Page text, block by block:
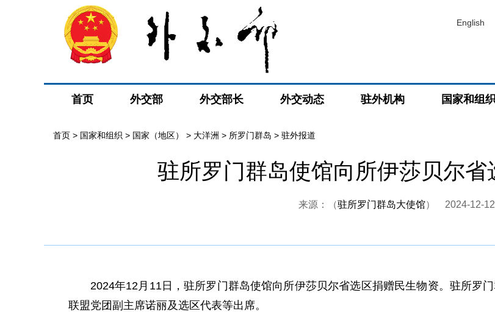
English
首页 外交部 外交部长 外交动态 驻外机构 国家和组
首页 > 国家和组织 > 国家（地区） > 大洋洲 > 所罗门群岛 > 驻外报道
驻所罗门群岛使馆向所伊莎贝尔
来源：（驻所罗门群岛大使馆） 2024-12-
2024年12月11日，驻所罗门群岛使馆向所伊莎贝尔省选区捐赠民生物资。驻所罗
联盟党团副主席诺丽及选区代表等出席。